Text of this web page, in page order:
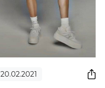
20.02.2021